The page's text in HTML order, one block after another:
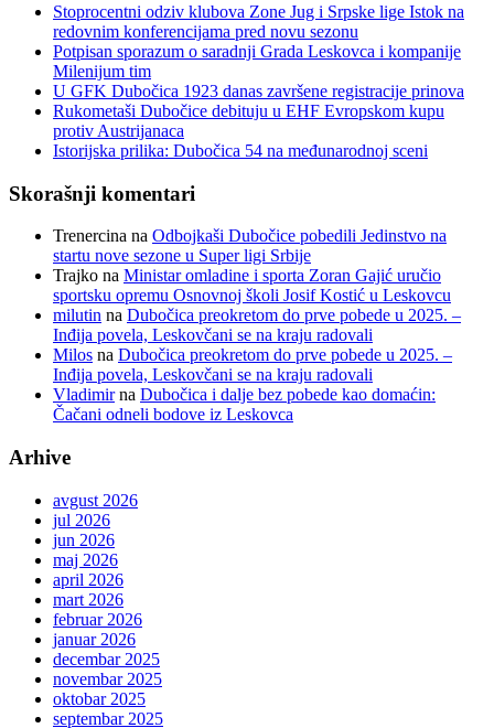
Stoprocentni odziv klubova Zone Jug i Srpske lige Istok na
redovnim konferencijama pred novu sezonu
Potpisan sporazum o saradnji Grada Leskovca i kompanije
Milenijum tim
U GFK Dubočica 1923 danas završene registracije prinova
Rukometaši Dubočice debituju u EHF Evropskom kupu
protiv Austrijanaca
Istorijska prilika: Dubočica 54 na međunarodnoj sceni
Skorašnji komentari
Trenercina na Odbojkaši Dubočice pobedili Jedinstvo na
startu nove sezone u Super ligi Srbije
Trajko na Ministar omladine i sporta Zoran Gajić uručio
sportsku opremu Osnovnoj školi Josif Kostić u Leskovcu
milutin na Dubočica preokretom do prve pobede u 2025. –
Inđija povela, Leskovčani se na kraju radovali
Milos na Dubočica preokretom do prve pobede u 2025. –
Inđija povela, Leskovčani se na kraju radovali
Vladimirna Dubočica i dalje bez pobede kao domaćin:
Čačani odneli bodove iz Leskovca
Arhive
avgust 2026
jul 2026
jun 2026
maj 2026
april 2026
mart 2026
februar 2026
januar 2026
decembar 2025
novembar 2025
oktobar 2025
septembar 2025